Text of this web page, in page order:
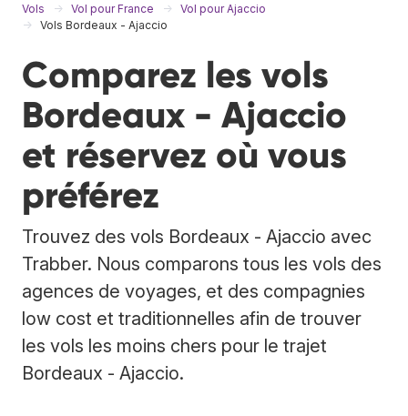
Vols Vol pour France
Vol pour Ajaccio
Vols Bordeaux - Ajaccio
Comparez les vols
Bordeaux - Ajaccio
et réservez où vous
préférez
Trouvez des vols Bordeaux - Ajaccio avec
Trabber. Nous comparons tous les vols des
agences de voyages, et des compagnies
low cost et traditionnelles afin de trouver
les vols les moins chers pour le trajet
Bordeaux - Ajaccio.